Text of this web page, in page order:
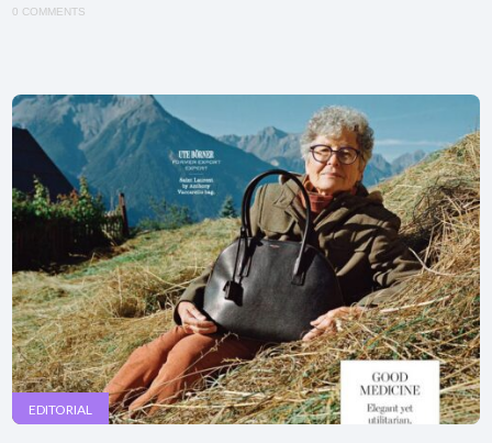
0 COMMENTS
EDITORIAL